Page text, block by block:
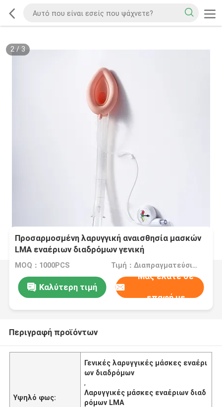
2/ 3
Προσαρμοσμένη λαρυγγική αναισθησία μασκών
LMA εναέριων διαδρόμων γενική
MOQ：1000PCS Τιμή：Διαπραγματεύσιμα
Καλύτερη τιμή
Μας ελάτε σε
επαφή με
Περιγραφή προϊόντων
Υψηλό φως:
Γενικές λαρυγγικές μάσκες εναέρι
ων διαδρόμων
,
Λαρυγγικές μάσκες εναέριων διαδ
ρόμων LMA